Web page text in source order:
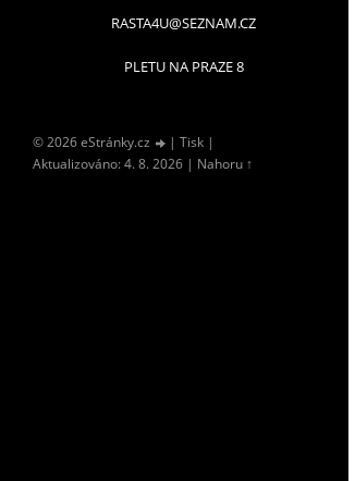
RASTA4U@SEZNAM.CZ
PLETU NA PRAZE 8
© 2026 eStránky.cz | Tisk |
Aktualizováno: 4. 8. 2026 | Nahoru ↑